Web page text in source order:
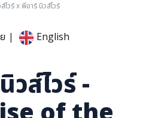
ไวร์ x พีอาร์ นิวส์ไวร์
| English
ส์ไวร์ -